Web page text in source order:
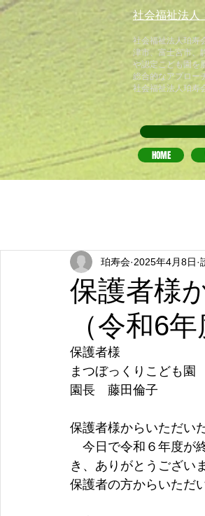
社会福祉法
社会福祉法人珀寿
津市、富士宮市、
や認定こども園を
総合的なアプロー
社会福祉法人珀寿
HOME
保護者様
（令和6年
珀寿会 2025年4月8日
保護者様
まつぼっくりこども園
園長　藤田倫子
保護者様からいただい
今日で令和６年度が
き、ありがとうござい
保護者の方からいただ